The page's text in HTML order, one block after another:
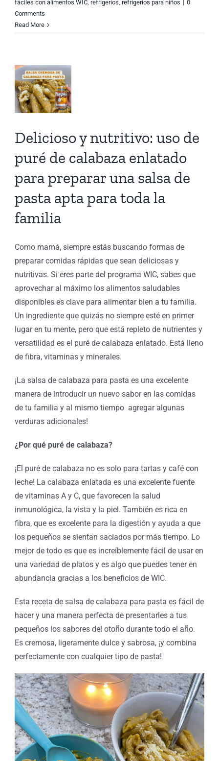
fáciles con alimentos WIC, refrigerios, refrigerios para niños
0
Comments
Read More
Delicioso y nutritivo: uso de
puré de calabaza enlatado
para preparar una salsa de
pasta apta para toda la
familia
Como mamá, siempre estás buscando formas de
preparar comidas rápidas que sean deliciosas y
nutritivas. Si eres parte del programa WIC, sabes que
aprovechar al máximo los alimentos saludables
disponibles es clave para alimentar bien a tu familia.
Un ingrediente que quizás no siempre esté en primer
lugar en tu mente, pero que está repleto de nutrientes y
versatilidad es el puré de calabaza enlatado. Está lleno
de fibra, vitaminas y minerales.
¡La salsa de calabaza para pasta es una excelente
manera de introducir un nuevo sabor en las comidas
de tu familia y al mismo tiempo agregar algunas
verduras adicionales!
¿Por qué puré de calabaza?
¡El puré de calabaza no es solo para tartas y café con
leche! La calabaza enlatada es una excelente fuente
de vitaminas A y C, que favorecen la salud
inmunológica, la vista y la piel. También es rica en
fibra, que es excelente para la digestión y ayuda a que
los pequeños se sientan saciados por más tiempo. Lo
mejor de todo es que es increíblemente fácil de usar en
una variedad de platos y es algo que puedes tener en
abundancia gracias a los beneficios de WIC.
Esta receta de salsa de calabaza para pasta es fácil de
hacer y una manera perfecta de presentarles a tus
pequeños los sabores del otoño durante todo el año.
Es cremosa, ligeramente dulce y sabrosa, ¡y combina
perfectamente con cualquier tipo de pasta!